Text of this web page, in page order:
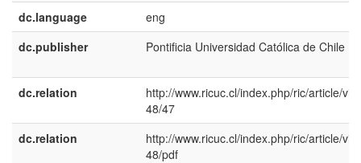
dc.language
eng
dc.publisher
Pontificia Universidad Católica de Chile
dc.relation
http://www.ricuc.cl/index.php/ric/article/
48/47
dc.relation
http://www.ricuc.cl/index.php/ric/article/
48/pdf